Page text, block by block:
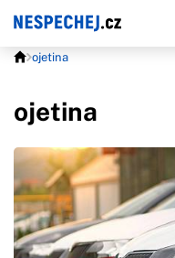
ojetina
ojetina